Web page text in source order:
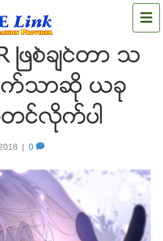
e
ျဖစ္ခ်င္တာ သ
က္သာဆို ယခု
တင္လိုက္ပါ
| 0